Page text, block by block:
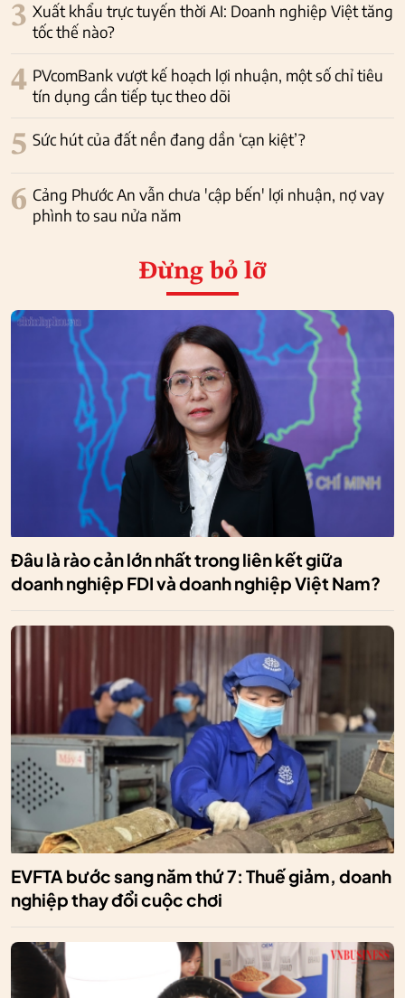
3 Xuất khẩu trực tuyến thời AI: Doanh nghiệp Việt tăng
tốc thế nào?
4 PVcomBank vượt kế hoạch lợi nhuận, một số chỉ tiêu
tín dụng cần tiếp tục theo dõi
5 Sức hút của đất nền đang dần ‘cạn kiệt’?
6 Cảng Phước An vẫn chưa 'cập bến' lợi nhuận, nợ vay
phình to sau nửa năm
Đừng bỏ lỡ
Đâu là rào cản lớn nhất trong liên kết giữa
doanh nghiệp FDI và doanh nghiệp Việt Nam?
EVFTA bước sang năm thứ 7: Thuế giảm, doanh
nghiệp thay đổi cuộc chơi